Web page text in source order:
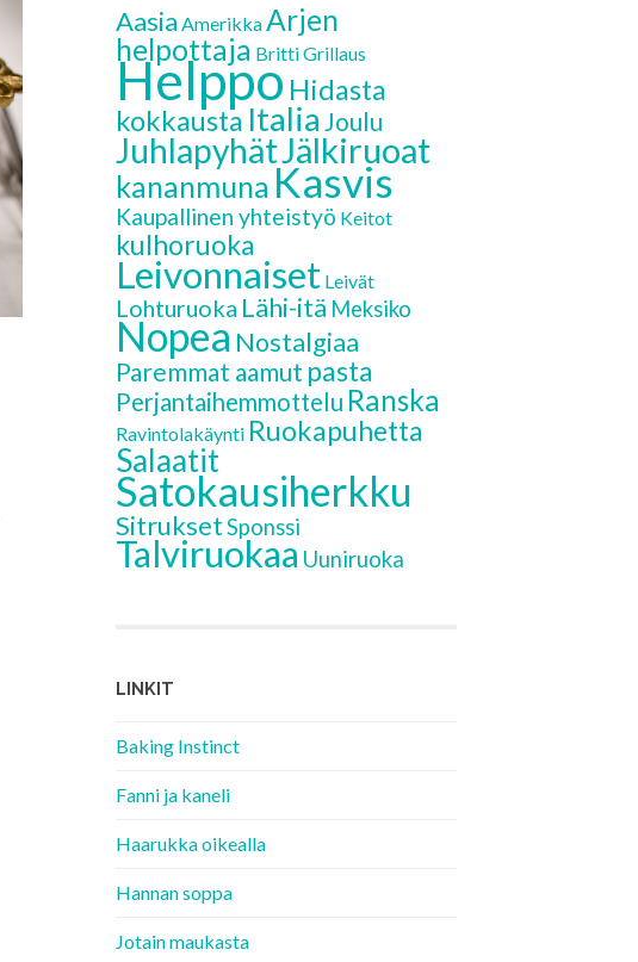
Aasia AmerikkaArjen
helpottaja BrittiGrillaus
HelppoHidasta
kokkausta Italia Joulu
JuhlapyhätJälkiruoat
kananmuna Kasvis
Kaupallinen yhteistyö Keitot
kulhoruoka
Leivonnaiset Leivät
Lohturuoka Lähi-itä Meksiko
Nopea Nostalgiaa
Paremmat aamut pasta
Perjantaihemmottelu Ranska
Ravintolakäynti Ruokapuhetta
Salaatit
Satokausiherkku
SitruksetSponssi
Talviruokaa Uuniruoka
LINKIT
Baking Instinct
Fanni ja kaneli
Haarukka oikealla
Hannan soppa
Jotain maukasta